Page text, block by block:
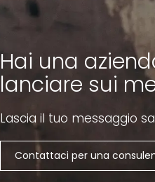
Hai una
lanciare sui
Lascia il tuo messaggio
Contattaci per una